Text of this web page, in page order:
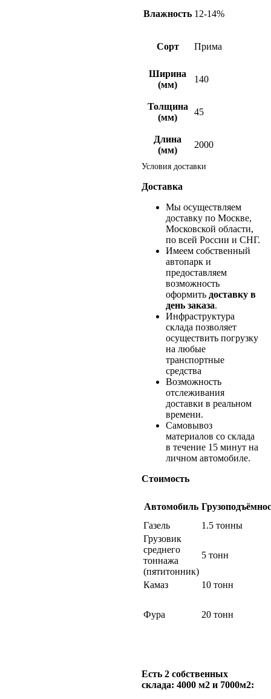
Влажность 12-14%
Сорт Прима
Ширина
(мм)
140
Толщина
(мм)
45
Длина
(мм)
2000
Условия доставки
Доставка
Мы осуществляем
доставку по Москве,
Московской области,
по всей России и СНГ.
Имеем собственный
автопарк и
предоставляем
возможность
оформить доставку в
день заказа.
Инфраструктура
склада позволяет
осуществить погрузку
на любые
транспортные
средства
Возможность
отслеживания
доставки в реальном
времени.
Самовывоз
материалов со склада
в течение 15 минут на
личном автомобиле.
Стоимость
Автомобиль
Газель
1.5 тонны
Грузовик
среднего
тоннажа
(пятитонник)
5 тонн
Камаз 10 тонн
Фура 20 тонн
Есть 2 собственных
склада: 4000 м2 и 7000м2: